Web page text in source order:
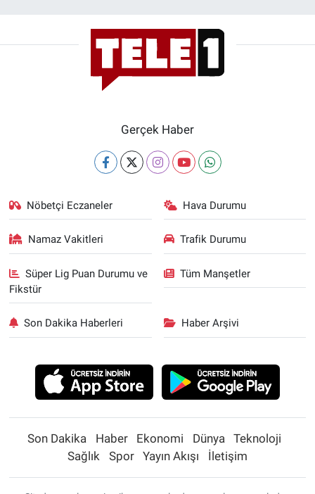
Gerçek Haber
Nöbetçi Eczaneler Hava Durumu
Namaz Vakitleri Trafik Durumu
Süper Lig Puan Durumu ve
Fikstür
Tüm Manşetler
Son Dakika Haberleri Haber Arşivi
Son Dakika Haber Ekonomi Dünya
Teknoloji
Sağlık
Spor Yayın Akışı İletişim